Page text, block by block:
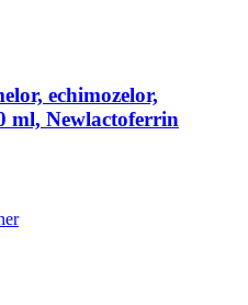
echimozelor,
ml, Newlactoferrin